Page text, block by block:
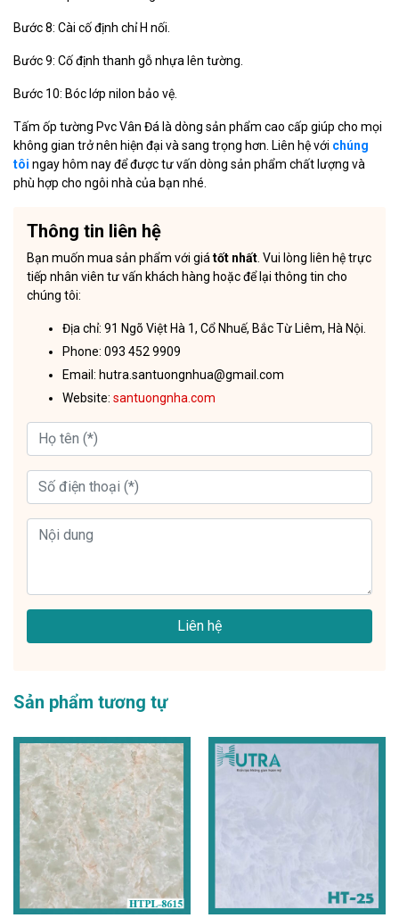
Bước 8: Cài cố định chỉ H nối.
Bước 9: Cố định thanh gỗ nhựa lên tường.
Bước 10: Bóc lớp nilon bảo vệ.
Tấm ốp tường Pvc Vân Đá là dòng sản phẩm cao cấp giúp cho mọi
không gian trở nên hiện đại và sang trọng hơn. Liên hệ với chúng
tôi ngay hôm nay để được tư vấn dòng sản phẩm chất lượng và
phù hợp cho ngôi nhà của bạn nhé.
Thông tin liên hệ
Bạn muốn mua sản phẩm với giá tốt nhất . Vui lòng liên hệ trực
tiếp nhân viên tư vấn khách hàng hoặc để lại thông tin cho
chúng tôi:
Địa chỉ: 91 Ngõ Việt Hà 1, Cổ Nhuế, Bắc Từ Liêm, Hà Nội.
Phone: 093 452 9909
Email: hutra.santuongnhua@gmail.com
Website: santuongnha.com
Liên hệ
Sản phẩm tương tự